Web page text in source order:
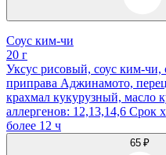
Соус ким-чи
20 г
Уксус рисовый, соус ким-чи,
приправа Аджинамото,
крахмал кукурузный, масло
аллергенов: 12,13,14,6 Срок
более 12 ч
65 ₽